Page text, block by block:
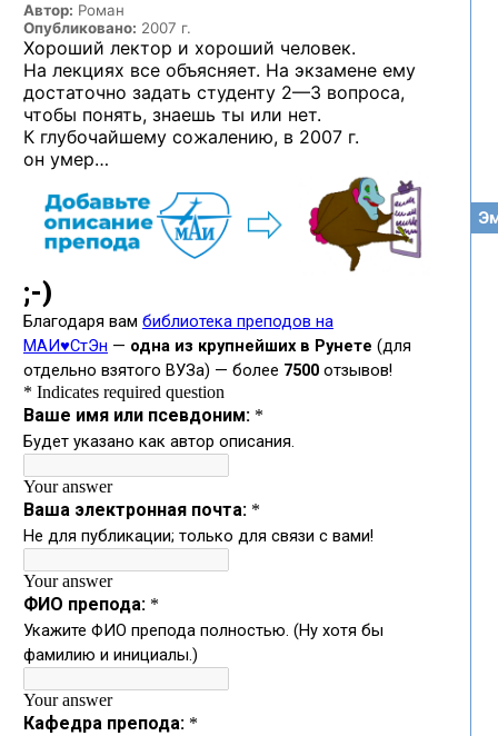
Автор: Роман
Опубликовано: 2007 г.
Хороший лектор и хороший человек.
На лекциях все объясняет. На экзамене ему
достаточно задать студенту 2—3 вопроса,
чтобы понять, знаешь ты или нет.
К глубочайшему сожалению, в 2007 г.
он умер…